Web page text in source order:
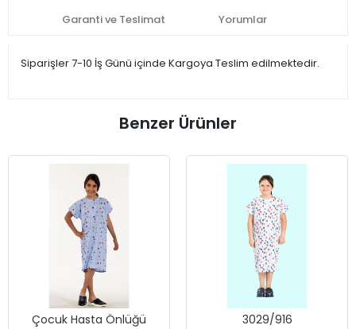
Garanti ve Teslimat Yorumlar
Siparişler 7-10 İş Günü içinde Kargoya Teslim edilmektedir.
Benzer Ürünler
Çocuk Hasta Önlüğü 3029/916